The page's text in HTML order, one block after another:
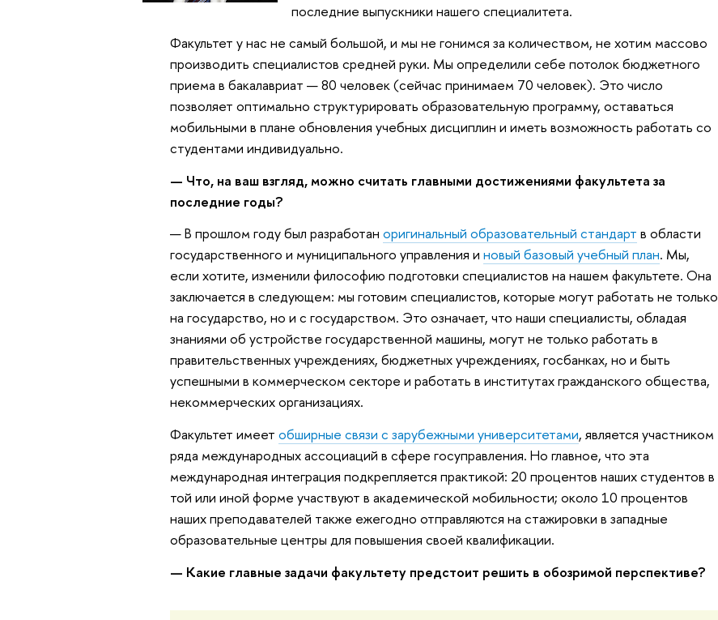
последние выпускники нашего специалитета.
Факультет у нас не самый большой, и мы не гонимся за количеством, не хотим массово
производить специалистов средней руки. Мы определили себе потолок бюджетного
приема в бакалавриат — 80 человек (сейчас принимаем 70 человек). Это число
позволяет оптимально структурировать образовательную программу, оставаться
мобильными в плане обновления учебных дисциплин и иметь возможность работать со
студентами индивидуально.
— Что, на ваш взгляд, можно считать главными достижениями факультета за
последние годы?
— В прошлом году был разработан оригинальный образовательный стандарт в области
государственного и муниципального управления и новый базовый учебный план. Мы,
если хотите, изменили философию подготовки специалистов на нашем факультете. Она
заключается в следующем: мы готовим специалистов, которые могут работать не только
на государство, но и с государством. Это означает, что наши специалисты, обладая
знаниями об устройстве государственной машины, могут не только работать в
правительственных учреждениях, бюджетных учреждениях, госбанках, но и быть
успешными в коммерческом секторе и работать в институтах гражданского общества,
некоммерческих организациях.
Факультет имеет обширные связи с зарубежными университетами, является участником
ряда международных ассоциаций в сфере госуправления. Но главное, что эта
международная интеграция подкрепляется практикой: 20 процентов наших студентов в
той или иной форме участвуют в академической мобильности; около 10 процентов
наших преподавателей также ежегодно отправляются на стажировки в западные
образовательные центры для повышения своей квалификации.
— Какие главные задачи факультету предстоит решить в обозримой перспективе?